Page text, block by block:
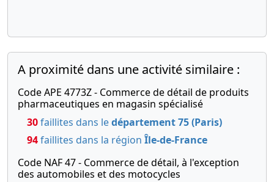
A proximité dans une activité similaire :
Code APE 4773Z - Commerce de détail de produits
pharmaceutiques en magasin spécialisé
30faillites dans ledépartement 75 (Paris)
94faillites dans la région Île-de-France
Code NAF 47 - Commerce de détail, à l'exception
des automobiles et des motocycles